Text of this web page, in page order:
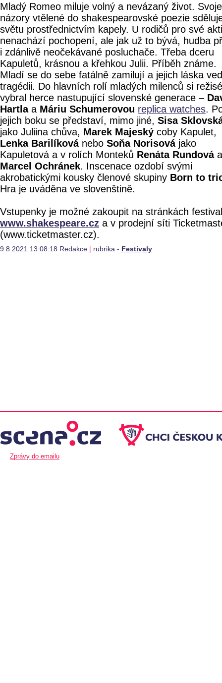
Mladý Romeo miluje volný a nevázaný život. Svoje
názory vtělené do shakespearovské poezie
světu prostřednictvím kapely. U rodičů pro své
nenachází pochopení, ale jak už to bývá, hudba
i zdánlivě neočekávané posluchače. Třeba dceru
Kapuletů, krásnou a křehkou Julii. Příběh známe.
Mladí se do sebe fatálně zamilují a jejich láska
tragédii. Do hlavních rolí mladých milenců si
vybral herce nastupující slovenské generace –
Hartlaa Máriu Schumerovou replica watches.
jejich boku se představí, mimo jiné, Sisa
jako Juliina chůva, Marek Majeský coby Kapulet,
Lenka Barilíkovánebo Soňa Norisovájako
Kapuletová a v rolích Monteků Renáta Rundováa
Marcel Ochránek. Inscenace ozdobí svými
akrobatickými kousky členové skupiny Born to
Hra je uváděna ve slovenštině.
Vstupenky je možné zakoupit na stránkách
www.shakespeare.cz a v prodejní síti
(www.ticketmaster.cz).
9.8.2021 13:08:18 Redakce | rubrika - Festivaly
Zprávy do emailu